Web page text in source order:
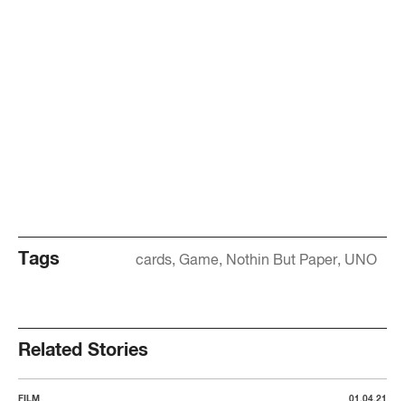
Tags cards Game Nothin But Paper UNO
Related Stories
FILM 01.04.21